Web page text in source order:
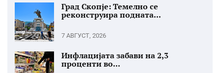
Град Скопје: Темелно се
реконструира подната...
7 АВГУСТ, 2026
Инфлацијата забави на 2,3
проценти во...